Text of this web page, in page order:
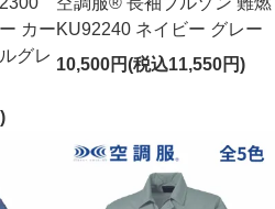
カー
グレ
KU92240 ネイビー グレー
10,500円(税込11,550円)